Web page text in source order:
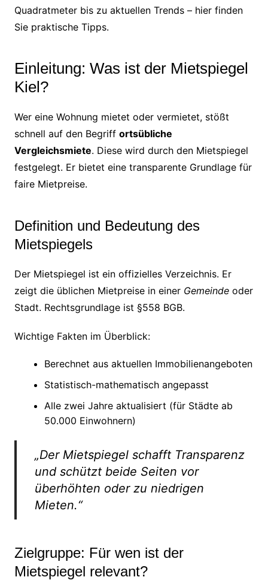
Quadratmeter bis zu aktuellen Trends – hier finden
Sie praktische Tipps.
Einleitung: Was ist der Mietspiegel
Kiel?
Wer eine Wohnung mietet oder vermietet, stößt
schnell auf den Begriff ortsübliche
Vergleichsmiete. Diese wird durch den Mietspiegel
festgelegt. Er bietet eine transparente Grundlage für
faire Mietpreise.
Definition und Bedeutung des
Mietspiegels
Der Mietspiegel ist ein offizielles Verzeichnis. Er
zeigt die üblichen Mietpreise in einer Gemeindeoder
Stadt. Rechtsgrundlage ist §558 BGB.
Wichtige Fakten im Überblick:
Berechnet aus aktuellen Immobilienangeboten
Statistisch-mathematisch angepasst
Alle zwei Jahre aktualisiert (für Städte ab
50.000 Einwohnern)
„Der Mietspiegel schafft Transparenz
und schützt beide Seiten vor
überhöhten oder zu niedrigen
Mieten.“
Zielgruppe: Für wen ist der
Mietspiegel relevant?